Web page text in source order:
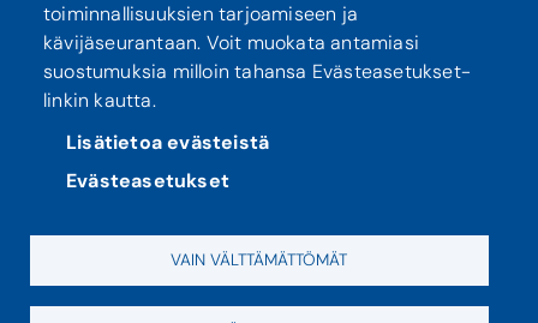
Tietosuoja
toiminnallisuuksien tarjoamiseen ja
kävijäseurantaan. Voit muokata antamiasi
suostumuksia milloin tahansa Evästeasetukset-
linkin kautta.
Lisätietoa evästeistä
Evästeasetukset
VAIN VÄLTTÄMÄTTÖMÄT